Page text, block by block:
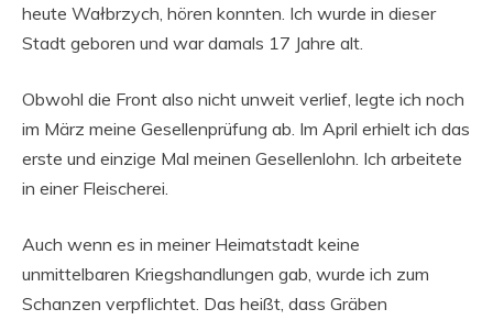
heute Wałbrzych, hören konnten. Ich wurde in dieser
Stadt geboren und war damals 17 Jahre alt.
Obwohl die Front also nicht unweit verlief, legte ich noch
im März meine Gesellenprüfung ab. Im April erhielt ich das
erste und einzige Mal meinen Gesellenlohn. Ich arbeitete
in einer Fleischerei.
Auch wenn es in meiner Heimatstadt keine
unmittelbaren Kriegshandlungen gab, wurde ich zum
Schanzen verpflichtet. Das heißt, dass Gräben